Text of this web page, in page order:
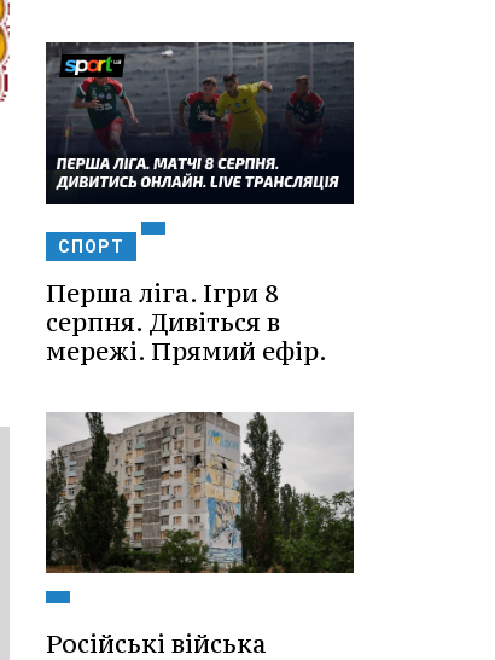
СПОРТ
Перша ліга. Ігри 8
серпня. Дивіться в
мережі. Прямий ефір.
Російські війська